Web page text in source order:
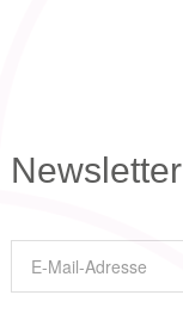
Newsletter